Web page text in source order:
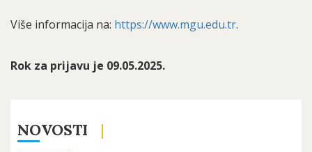
Više informacija na: https://www.mgu.edu.tr.
Rok za prijavu je 09.05.2025.
NOVOSTI